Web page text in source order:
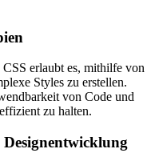
erlaubt es, mithilfe von
Styles zu erstellen.
von Code und
zu halten.